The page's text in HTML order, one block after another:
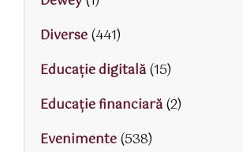
Diverse(441)
Educaţie digitală(15)
Educaţie financiară(2)
Evenimente(538)